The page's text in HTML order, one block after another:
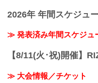
日
開
※
2026年 年間スケジュ
≫ 発表済み年間スケジュ
【8/11(火･祝)開催】
≫ 大会情報／チケット